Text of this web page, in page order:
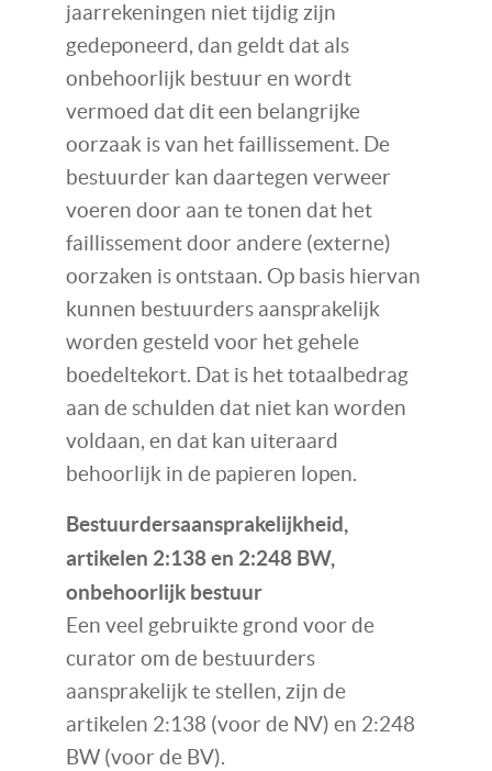
jaarrekeningen niet tijdig zijn
gedeponeerd, dan geldt dat als
onbehoorlijk bestuur en wordt
vermoed dat dit een belangrijke
oorzaak is van het faillissement. De
bestuurder kan daartegen verweer
voeren door aan te tonen dat het
faillissement door andere (externe)
oorzaken is ontstaan. Op basis hiervan
kunnen bestuurders aansprakelijk
worden gesteld voor het gehele
boedeltekort. Dat is het totaalbedrag
aan de schulden dat niet kan worden
voldaan, en dat kan uiteraard
behoorlijk in de papieren lopen.
Bestuurdersaansprakelijkheid,
artikelen 2:138 en 2:248 BW,
onbehoorlijk bestuur
Een veel gebruikte grond voor de
curator om de bestuurders
aansprakelijk te stellen, zijn de
artikelen 2:138 (voor de NV) en 2:248
BW (voor de BV).